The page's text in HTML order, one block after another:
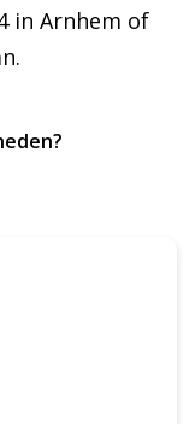
in Arnhem of